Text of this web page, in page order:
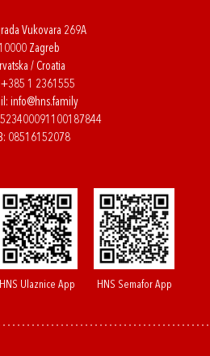
Vukovara 269A
10000 Zagreb
/ Croatia
+385 1 2361555
info@hns.family
08516152078
HNS Ulaznice App HNS Semafor App